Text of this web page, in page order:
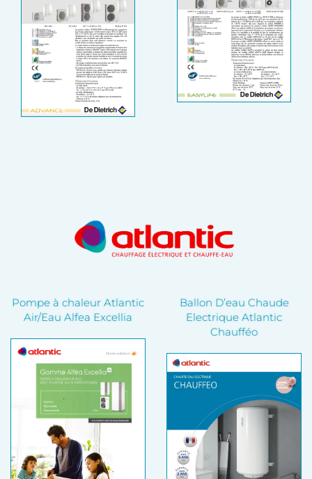
Pompe à chaleur Atlantic
Air/Eau Alfea Excellia
Ballon D’eau Chaude
Electrique Atlantic
Chaufféo